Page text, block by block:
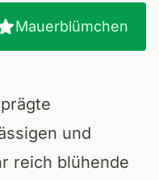
Mauerblümchen
und
reich blühende